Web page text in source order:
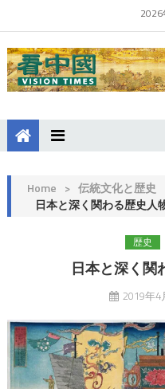
2026
Home > 伝統文化と歴史
日本と深く関わる歴史
歴史
日本と深く
2019年4